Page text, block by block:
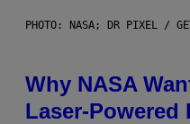
PHOTO: NASA; DR PIXEL /
Why NASA
Laser-Powered